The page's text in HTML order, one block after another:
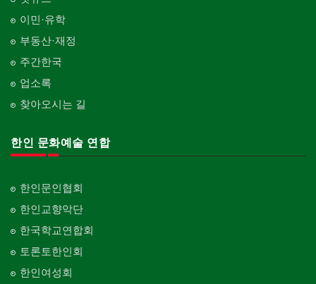
이민·유학
부동산·재정
주간한국
업소록
찾아오시는 길
한인 문화예술 연합
한인문인협회
한인교향악단
한국학교연합회
토론토한인회
한인여성회